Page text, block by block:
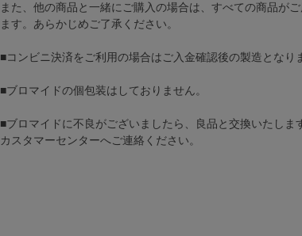
また、他の商品と一緒にご購入の場合は、すべての商品が
ます。あらかじめご了承ください。
■コンビニ決済をご利用の場合はご入金確認後の製造となり
■ブロマイドの個包装はしておりません。
■ブロマイドに不良がございましたら、良品と交換いたしま
カスタマーセンターへご連絡ください。